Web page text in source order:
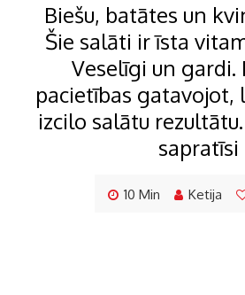
Biešu, batātes un
Šie salāti ir īsta
Veselīgi un gardi.
pacietības gatavojot,
izcilo salātu
sapratīsi
10 Min Ketija